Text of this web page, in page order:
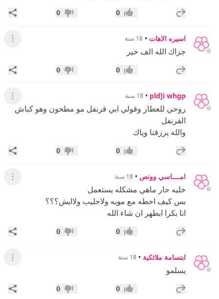
إضافة رد جديد إعجاب0 عدم إعجاب
0
اسيره الاهات • 18 سنة عرض
جزاك الله الف خير
إضافة رد جديد إعجاب0 عدم إعجاب
0
pld]i whgp
• 18 سنة عرض
روحي للعطار وقولي ابي قرنفل مو مطحون وهو كباش
القرنفل
والله يرزقنا وياك
إضافة رد جديد إعجاب0 عدم إعجاب
0
امــــاسي وونص • 18 سنة عرض
خليه حار ماهي مشكله يستعمل
بس كيف احطه مع مويه ولاحليب ولاايش؟؟؟
انا بكرا ابطهر ان شاء الله
إضافة رد جديد إعجاب0 عدم إعجاب
0
ابتسامة ملائكية • 18 سنة عرض
يسلمو
إضافة رد جديد إعجاب0 عدم إعجاب
0